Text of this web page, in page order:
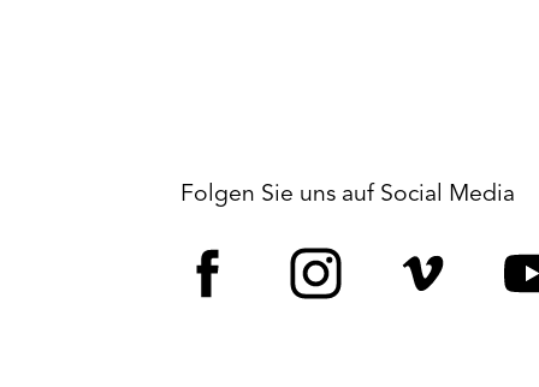
Folgen Sie uns auf Social Media